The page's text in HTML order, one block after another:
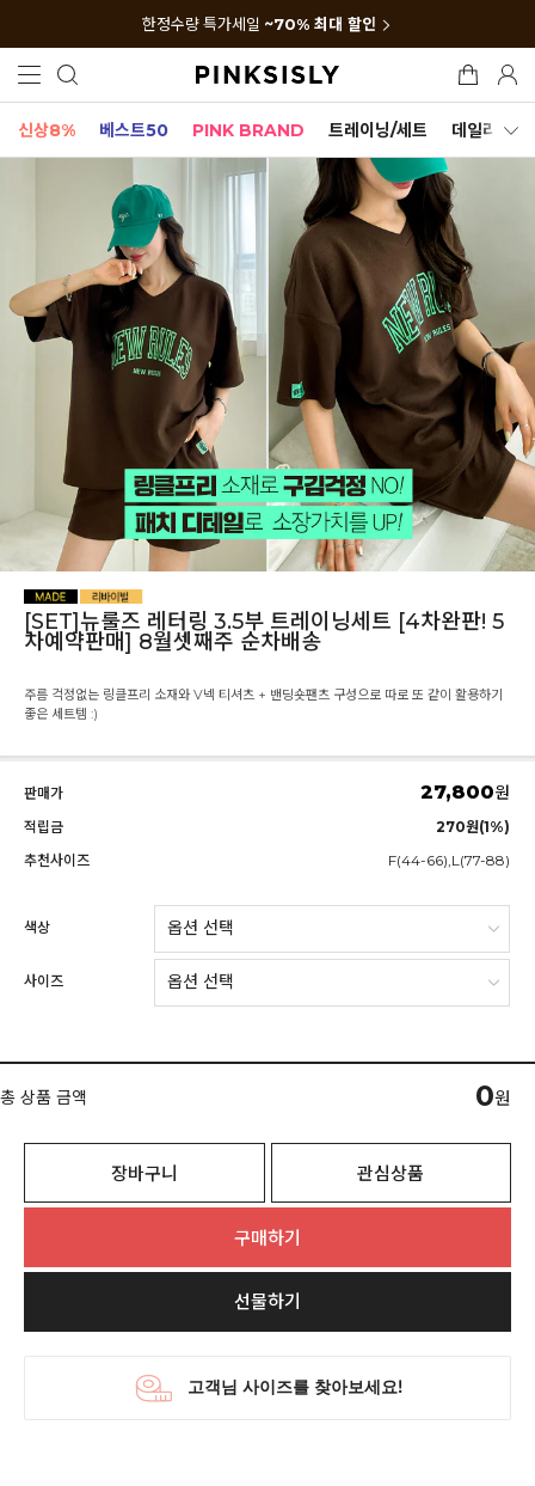
한정수량 특가세일 ~70% 최대 할인
신상8% 베스트50 PINK BRAND 트레이닝/세트 데일리세트
[SET]뉴룰즈 레터링 3.5부 트레이닝세트 [4차완판! 5
차예약판매] 8월셋째주 순차배송
주름 걱정없는 링클프리 소재와 V넥 티셔츠 + 밴딩숏팬츠 구성으로 따로 또 같이 활용하기
좋은 세트템 :)
판매가 27,800원
적립금
270원(1%)
추천사이즈
F(44-66),L(77-88)
색상
사이즈
총 상품 금액 0원
장바구니 관심상품
구매하기
선물하기